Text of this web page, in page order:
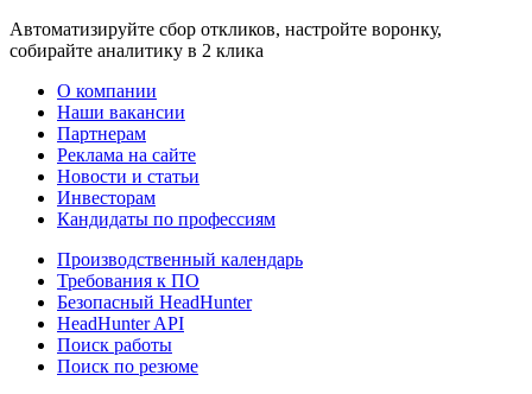
Автоматизируйте сбор откликов, настройте воронку,
собирайте аналитику в 2 клика
О компании
Наши вакансии
Партнерам
Реклама на сайте
Новости и статьи
Инвесторам
Кандидаты по профессиям
Производственный календарь
Требования к ПО
Безопасный HeadHunter
HeadHunter API
Поиск работы
Поиск по резюме